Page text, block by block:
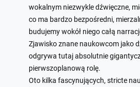
wokalnym niezwykle dźwięczne,
co ma bardzo bezpośredni,
budujemy wokół niego całą
Zjawisko znane naukowcom jako
odgrywa tutaj absolutnie
pierwszoplanową rolę.
Oto kilka fascynujących, stricte